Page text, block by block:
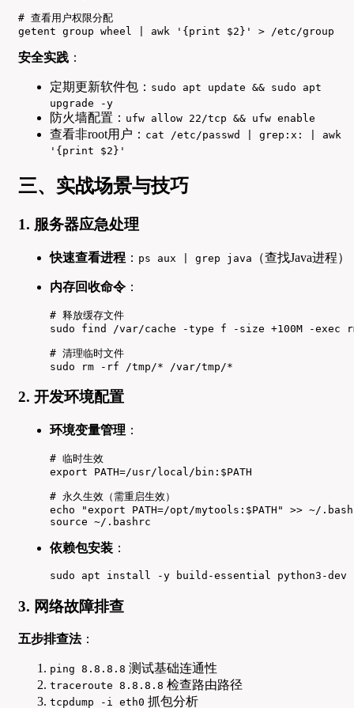
# 查看用户权限分配
getent group wheel | awk '{print $2}' > /etc/group
安全实践 ：
定期更新软件包： sudo apt update && sudo apt
upgrade -y
防火墙配置： ufw allow 22/tcp && ufw enable
查看非root用户： cat /etc/passwd | grep:x: | awk
'{print $2}'
三、实战场景与技巧
1. 服务器应急处理
快速查看进程 ： ps aux | grep java （查找Java进程）
内存回收命令 ：
# 释放缓存文件
sudo find /var/cache -type f -size +100M -exec
# 清理临时文件
sudo rm -rf /tmp/* /var/tmp/*
2. 开发环境配置
环境变量管理 ：
# 临时生效
export PATH=/usr/local/bin:$PATH
# 永久生效（需重启生效）
echo "export PATH=/opt/mytools:$PATH" >> ~/
source ~/.bashrc
依赖包安装 ：
sudo apt install -y build-essential python3-dev
3. 网络故障排查
五步排查法：
ping 8.8.8.8 测试基础连通性
traceroute 8.8.8.8 检查路由路径
tcpdump -i eth0 抓包分析